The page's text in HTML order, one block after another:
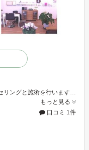
一級資格保有者のネイリストが丁寧にカウンセリングと施術を行います♪店内は衛生法に基づいた徹底した衛生管理の下、安心で安全な施術をご提供いたします☆
もっと見る
口コミ 1件